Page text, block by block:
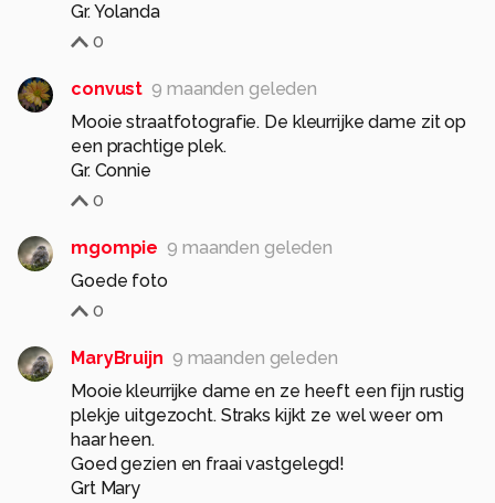
Gr. Yolanda
0
convust 9 maanden geleden
Mooie straatfotografie. De kleurrijke dame zit op
een prachtige plek.
Gr. Connie
0
mgompie 9 maanden geleden
Goede foto
0
MaryBruijn 9 maanden geleden
Mooie kleurrijke dame en ze heeft een fijn rustig
plekje uitgezocht. Straks kijkt ze wel weer om
haar heen.
Goed gezien en fraai vastgelegd!
Grt Mary